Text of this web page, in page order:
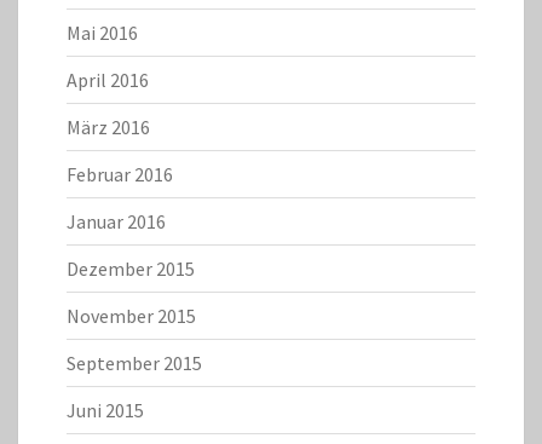
Mai 2016
April 2016
März 2016
Februar 2016
Januar 2016
Dezember 2015
November 2015
September 2015
Juni 2015